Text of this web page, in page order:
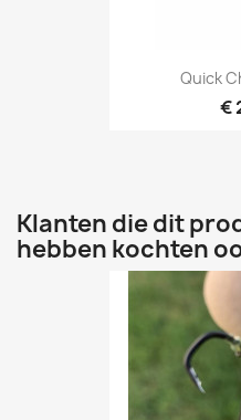
Quick
€
Klanten die dit
hebben kochten